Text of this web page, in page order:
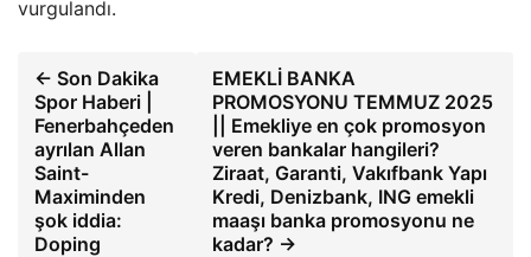
vurgulandı.
← Son Dakika
Spor Haberi |
Fenerbahçeden
ayrılan Allan
Saint-
Maximinden
şok iddia:
Doping
EMEKLİ BANKA
PROMOSYONU TEMMUZ 2025
|| Emekliye en çok promosyon
veren bankalar hangileri?
Ziraat, Garanti, Vakıfbank Yapı
Kredi, Denizbank, ING emekli
maaşı banka promosyonu ne
kadar? →